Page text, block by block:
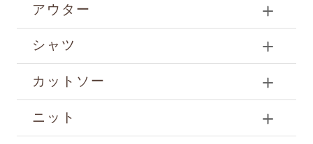
アウター
シャツ
カットソー
ニット